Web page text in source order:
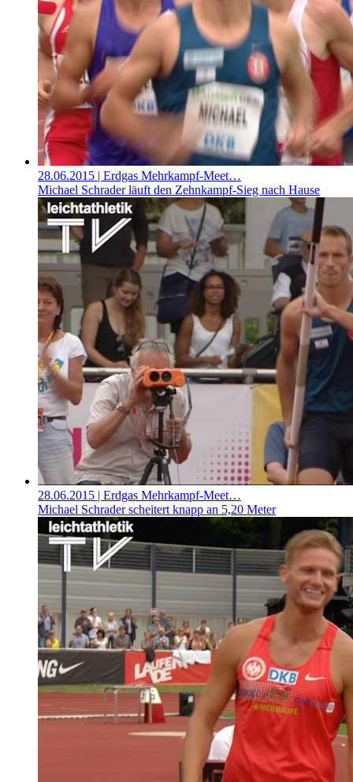
28.06.2015 | Erdgas Mehrkampf-Meet…
Michael Schrader läuft den Zehnkampf-Sieg nach Hause
28.06.2015 | Erdgas Mehrkampf-Meet…
Michael Schrader scheitert knapp an 5,20 Meter